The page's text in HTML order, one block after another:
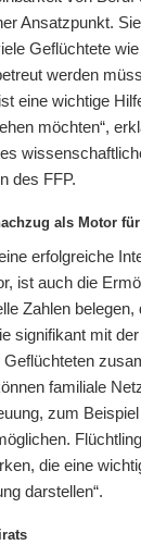
Ansatzpunkt.
Geflüchtete
werden
eine wichtige
möchten“,
des FFP.
als Motor
erfolgreiche
ist auch die
Zahlen belegen,
signifikant mit der
familiale
zum
die eine
darstellen“.